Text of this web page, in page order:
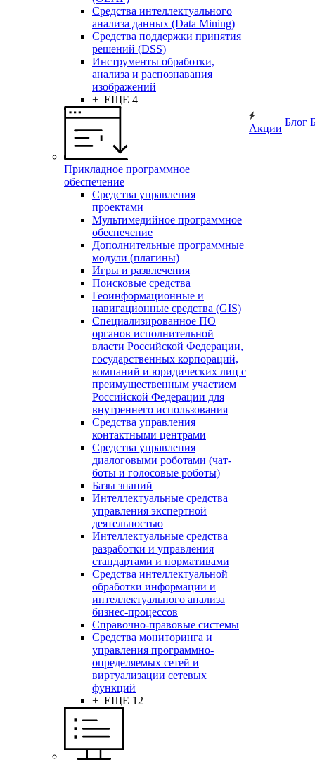
Средства интеллектуального
анализа данных (Data Mining)
Средства поддержки принятия
решений (DSS)
Инструменты обработки,
анализа и распознавания
изображений
+ ЕЩЕ 4
Прикладное программное
обеспечение
Средства управления
проектами
Мультимедийное программное
обеспечение
Дополнительные программные
модули (плагины)
Игры и развлечения
Поисковые средства
Геоинформационные и
навигационные средства (GIS)
Специализированное ПО
органов исполнительной
власти Российской Федерации,
государственных корпораций,
компаний и юридических лиц с
преимущественным участием
Российской Федерации для
внутреннего использования
Средства управления
контактными центрами
Средства управления
диалоговыми роботами (чат-
боты и голосовые роботы)
Базы знаний
Интеллектуальные средства
управления экспертной
деятельностью
Интеллектуальные средства
разработки и управления
стандартами и нормативами
Средства интеллектуальной
обработки информации и
интеллектуального анализа
бизнес-процессов
Справочно-правовые системы
Средства мониторинга и
управления программно-
определяемых сетей и
виртуализации сетевых
функций
+ ЕЩЕ 12
Акции
Блог